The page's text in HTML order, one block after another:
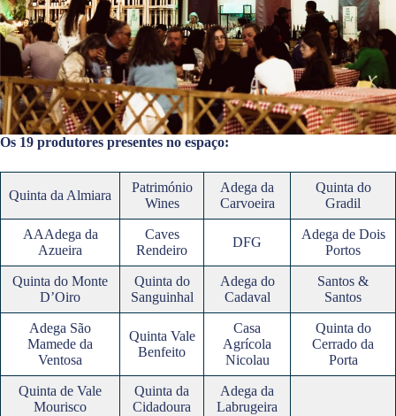
Os 19 produtores presentes no espaço:
Quinta da Almiara
Património
Wines
Adega da
Carvoeira
Quinta do
Gradil
AAAdega da
Azueira
Caves
Rendeiro
DFG
Adega de Dois
Portos
Quinta do Monte
D’Oiro
Quinta do
Sanguinhal
Adega do
Cadaval
Santos &
Santos
Adega São
Mamede da
Ventosa
Quinta Vale
Benfeito
Casa
Agrícola
Nicolau
Quinta do
Cerrado da
Porta
Quinta de Vale
Mourisco
Quinta da
Cidadoura
Adega da
Labrugeira